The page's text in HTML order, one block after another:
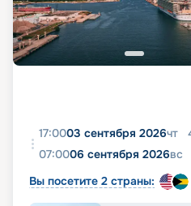
17:0003 сентября 2026чт
07:0006 сентября 2026вс
Вы посетите 2 страны: